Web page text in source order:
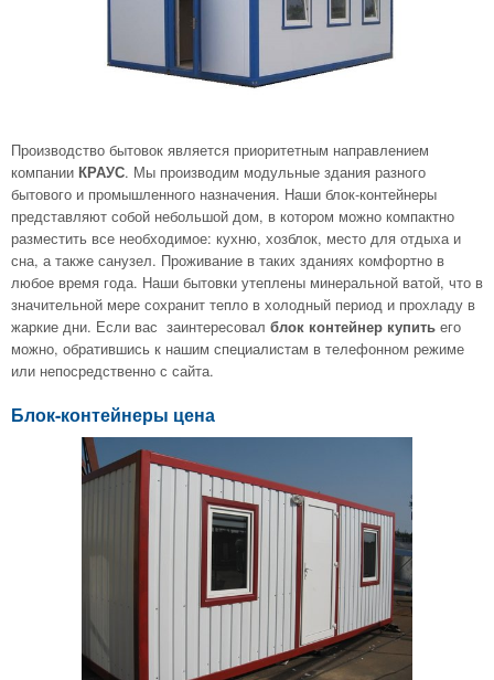
Производство бытовок является приоритетным направлением
компании КРАУС. Мы производим модульные здания разного
бытового и промышленного назначения. Наши блок-контейнеры
представляют собой небольшой дом, в котором можно компактно
разместить все необходимое: кухню, хозблок, место для отдыха и
сна, а также санузел. Проживание в таких зданиях комфортно в
любое время года. Наши бытовки утеплены минеральной ватой, что в
значительной мере сохранит тепло в холодный период и прохладу в
жаркие дни. Если вас заинтересовал блок контейнер купить его
можно, обратившись к нашим специалистам в телефонном режиме
или непосредственно с сайта.
Блок-контейнеры цена